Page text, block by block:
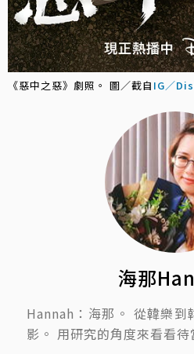
《惡中之惡》劇照。 圖／截自 IG／
海那
Hannah：海那。 從韓樂到
影。 用研究的角度來看看待